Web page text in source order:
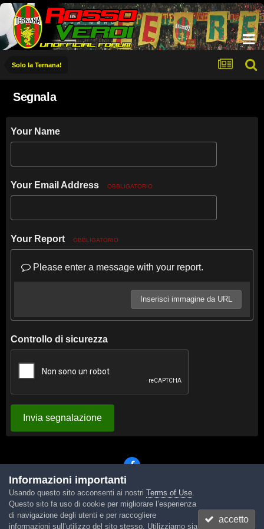
Solo la Ternana!
Segnala
Your Name
Your Email Address OBBLIGATORIO
Your Report OBBLIGATORIO
Please enter a message with your report.
Inserisci immagine da URL
Controllo di sicurezza
Invia segnalazione
Lingua Tema Contattaci Cookies
Powered by Invision Community
Informazioni importanti
Usando questo sito acconsenti ai nostri Terms of Use.
Questo sito fa uso di cookie per migliorare l’esperienza
di navigazione degli utenti e per raccogliere
informazioni sull’utilizzo del sito stesso. Utilizziamo sia
accetto